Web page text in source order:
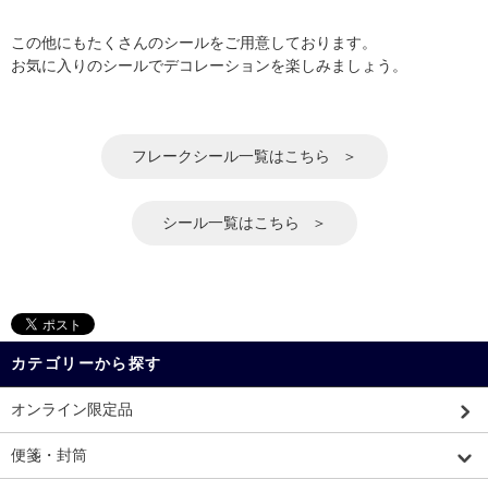
この他にもたくさんのシールをご用意しております。
お気に入りのシールでデコレーションを楽しみましょう。
フレークシール一覧はこちら
シール一覧はこちら
カテゴリーから探す
オンライン限定品
便箋・封筒